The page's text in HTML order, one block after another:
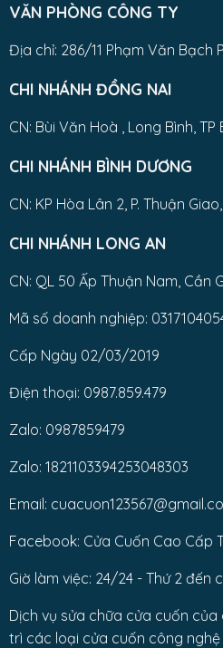
VĂN PHÒNG CÔNG TY
Địa chỉ: 286/11 Phạm Văn Bạch
CHI NHÁNH ĐỒNG NAI
CN: Bùi Văn Hoà , Long Bình,
CHI NHÁNH BÌNH DƯƠNG
CN: KP Hòa Lân 2, P. Thuận
CHI NHÁNH LONG AN
CN: QL 50 Ấp Thuận Nam, Cần
Mã số doanh nghiệp:
Cấp Ngày 02/03/2019
Điện thoại: 0987.859.479
Zalo: 0987859479
Zalo: 1821103394253048303
Email:
Facebook: Cửa Cuốn Cao Cấp
Giờ làm việc: 24/24 - Thứ 2 đến
Dịch vụ sửa chữa cửa cuốn
trì các loại cửa cuốn công